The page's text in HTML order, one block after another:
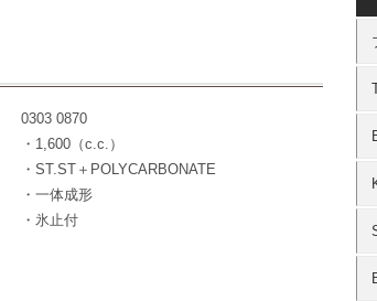
0303 0870
・1,600（c.c.）
・ST.ST＋POLYCARBONATE
・一体成形
・氷止付